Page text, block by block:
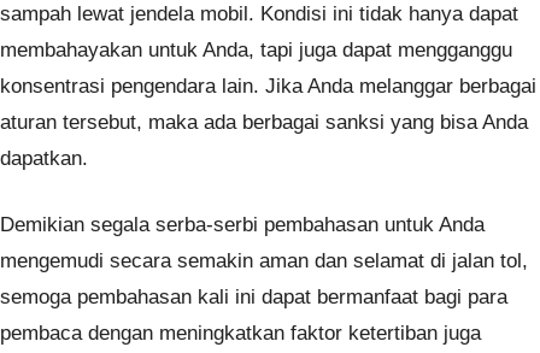
sampah lewat jendela mobil. Kondisi ini tidak hanya dapat
membahayakan untuk Anda, tapi juga dapat mengganggu
konsentrasi pengendara lain. Jika Anda melanggar berbagai
aturan tersebut, maka ada berbagai sanksi yang bisa Anda
dapatkan.
Demikian segala serba-serbi pembahasan untuk Anda
mengemudi secara semakin aman dan selamat di jalan tol,
semoga pembahasan kali ini dapat bermanfaat bagi para
pembaca dengan meningkatkan faktor ketertiban juga